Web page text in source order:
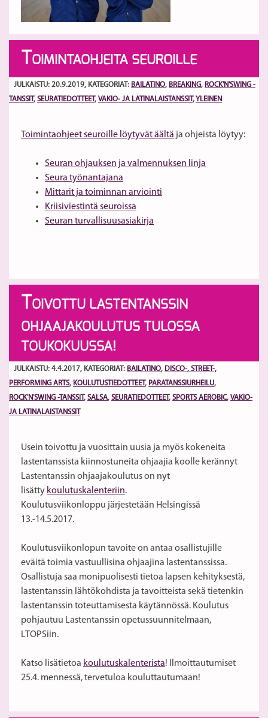
TOIMINTAOHJEITA SEUROILLE
JULKAISTU: 20.9.2019, KATEGORIAT: BAILATINO, BREAKING, ROCK'N'SWING -
TANSSIT , SEURATIEDOTTEET , VAKIO- JA LATINALAISTANSSIT , YLEINEN
Toimintaohjeet seuroille löytyvät äältä ja ohjeista löytyy:
Seuran ohjauksen ja valmennuksen linja
Seura työnantajana
Mittarit ja toiminnan arviointi
Kriisiviestintä seuroissa
Seuran turvallisuusasiakirja
TOIVOTTU LASTENTANSSIN
OHJAAJAKOULUTUS TULOSSA
TOUKOKUUSSA!
JULKAISTU: 4.4.2017, KATEGORIAT: BAILATINO, DISCO-, STREET-,
PERFORMING ARTS, KOULUTUSTIEDOTTEET , PARATANSSIURHEILU,
ROCK'N'SWING -TANSSIT , SALSA, SEURATIEDOTTEET , SPORTS AEROBIC, VAKIO-
JA LATINALAISTANSSIT
Usein toivottu ja vuosittain uusia ja myös kokeneita
lastentanssista kiinnostuneita ohjaajia koolle kerännyt
Lastentanssin ohjaajakoulutus on nyt
lisätty koulutuskalenteriin.
Koulutusviikonloppu järjestetään Helsingissä
13.-14.5.2017.
Koulutusviikonlopun tavoite on antaa osallistujille
eväitä toimia vastuullisina ohjaajina lastentanssissa.
Osallistuja saa monipuolisesti tietoa lapsen kehityksestä,
lastentanssin lähtökohdista ja tavoitteista sekä tietenkin
lastentanssin toteuttamisesta käytännössä. Koulutus
pohjautuu Lastentanssin opetussuunnitelmaan,
LTOPSiin.
Katso lisätietoa koulutuskalenterista! Ilmoittautumiset
25.4. mennessä, tervetuloa kouluttautumaan!